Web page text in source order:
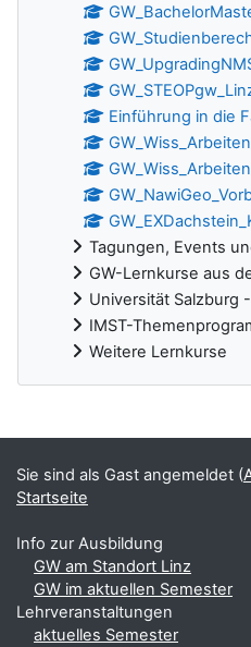
Einführung in die
Tagungen, Events
GW-Lernkurse aus
Universität Salzburg
IMST-
Weitere Lernkurse
Ergänzungsblöcke
Sie sind als Gast angemeldet (
Startseite
Info zur Ausbildung
GW am Standort Linz
GW im aktuellen Semester
Lehrveranstaltungen
aktuelles Semester